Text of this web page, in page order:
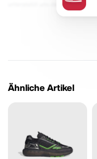
unterstützt uns damit.
Ähnliche Artikel